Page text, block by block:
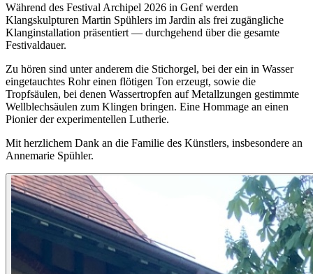
Während des Festival Archipel 2026 in Genf werden
Klangskulpturen Martin Spühlers im Jardin als frei zugängliche
Klanginstallation präsentiert — durchgehend über die gesamte
Festivaldauer.
Zu hören sind unter anderem die Stichorgel, bei der ein in Wasser
eingetauchtes Rohr einen flötigen Ton erzeugt, sowie die
Tropfsäulen, bei denen Wassertropfen auf Metallzungen gestimmte
Wellblechsäulen zum Klingen bringen. Eine Hommage an einen
Pionier der experimentellen Lutherie.
Mit herzlichem Dank an die Familie des Künstlers, insbesondere an
Annemarie Spühler.